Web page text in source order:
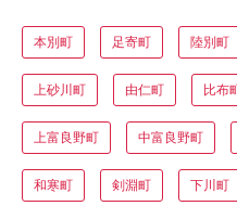
本別町 足寄町 陸別町
上砂川町 由仁町 比布
上富良野町 中富良野町
和寒町 剣淵町 下川町